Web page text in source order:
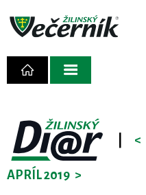
<
APRÍL 2019 >